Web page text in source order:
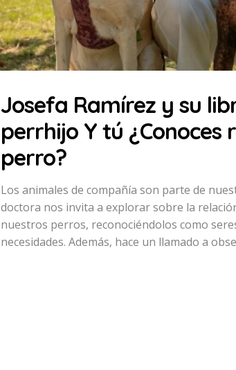
Josefa Ramírez y su
perrhijo Y tú ¿Conoces
perro?
Los animales de compañía son parte de
doctora nos invita a explorar sobre la
nuestros perros, reconociéndolos como
necesidades. Además, hace un llamado a